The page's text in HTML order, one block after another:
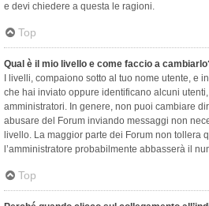
e devi chiedere a questa le ragioni.
Top
Qual è il mio livello e come faccio a
I livelli, compaiono sotto al tuo nome utente, e
che hai inviato oppure identificano alcuni
amministratori. In genere, non puoi cambiare
abusare del Forum inviando messaggi non
livello. La maggior parte dei Forum non tollera
l’amministratore probabilmente abbasserà il
Top